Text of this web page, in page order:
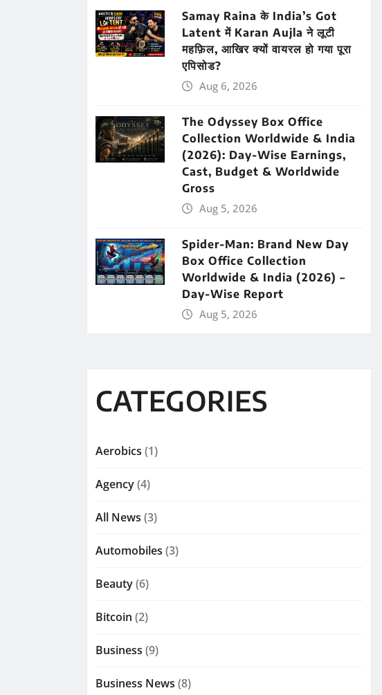
Samay Raina के India’s Got
Latent में Karan Aujla ने लूटी
महफ़िल, आखिर क्यों वायरल हो गया पूरा
एपिसोड?
Aug 6, 2026
The Odyssey Box Office
Collection Worldwide & India
(2026): Day-Wise Earnings,
Cast, Budget & Worldwide
Gross
Aug 5, 2026
Spider-Man: Brand New Day
Box Office Collection
Worldwide & India (2026) –
Day-Wise Report
Aug 5, 2026
CATEGORIES
Aerobics (1)
Agency(4)
All News (3)
Automobiles (3)
Beauty(6)
Bitcoin (2)
Business (9)
Business News (8)